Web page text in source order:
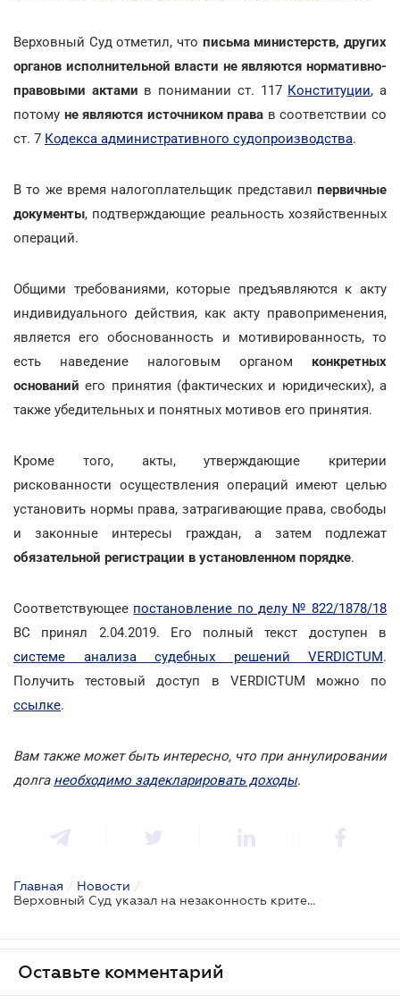
Верховный Суд отметил, что письма министерств, других
органов исполнительной власти не являются нормативно-
правовыми актами в понимании ст. 117 Конституции, а
потому не являются источником права в соответствии со
ст. 7 Кодекса административного судопроизводства.
В то же время налогоплательщик представил первичные
документы, подтверждающие реальность хозяйственных
операций.
Общими требованиями, которые предъявляются к акту
индивидуального действия, как акту правоприменения,
является его обоснованность и мотивированность, то
есть наведение налоговым органом конкретных
оснований его принятия (фактических и юридических), а
также убедительных и понятных мотивов его принятия.
Кроме того, акты, утверждающие критерии
рискованности осуществления операций имеют целью
установить нормы права, затрагивающие права, свободы
и законные интересы граждан, а затем подлежат
обязательной регистрации в установленном порядке.
Соответствующее постановление по делу № 822/1878/18
ВС принял 2.04.2019. Его полный текст доступен в
системе анализа судебных решений VERDICTUM.
Получить тестовый доступ в VERDICTUM можно по
ссылке.
Вам также может быть интересно, что при аннулировании
долга необходимо задекларировать доходы.
Главная / Новости /
Верховный Суд указал на незаконность критериев блокировки налоговых накладных
Оставьте комментарий